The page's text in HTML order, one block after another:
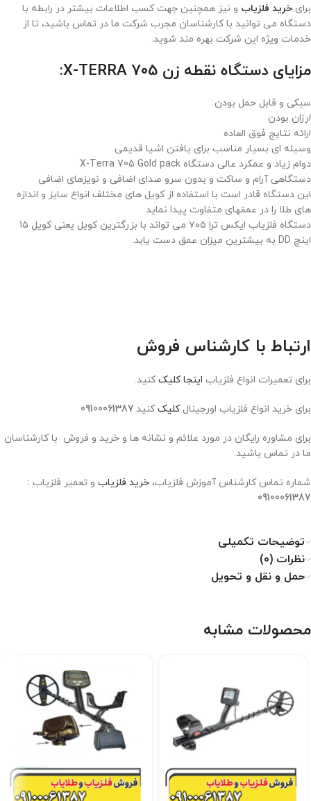
برای خرید فلزیاب و نیز همچنین جهت کسب اطلاعات بیشتر در رابطه با
دستگاه می توانید با کارشناسان مجرب شرکت ما در تماس باشید، تا از
خدمات ویژه این شرکت بهره مند شوید.
مزایای دستگاه نقطه زن X-TERRA 705:
سبکی و قابل حمل بودن
ارزان بودن
ارائه نتایج فوق العاده
وسیله ای بسیار مناسب برای یافتن اشیا قدیمی
دوام زیاد و عمکرد عالی دستگاه X-Terra 705 Gold pack
دستگاهی آرام و ساکت و بدون سرو صدای اضافی و نویزهای اضافی
این دستگاه قادر است با استفاده از کویل های مختلف انواع سایز و اندازه
های طلا را در عمقهای متفاوت پیدا نماید
دستگاه فلزیاب ایکس ترا ۷۰۵ می تواند با بزرگترین کویل یعنی کویل ۱۵
اینچ DD به بیشترین میزان عمق دست یابد.
ارتباط با کارشناس فروش
برای تعمیرات انواع فلزیاب اینجا کلیککنید.
برای خرید انواع فلزیاب اورجینالکلیککنید.09100061387
برای مشاوره رایگان در مورد علائم و نشانه ها و خرید و فروش با کارشناسان
ما در تماس باشید.
شماره تماس کارشناس آموزش فلزیاب، خرید فلزیاب و تعمیر فلزیاب :
09100061387
توضیحات تکمیلی
نظرات (0)
حمل و نقل و تحویل
محصولات مشابه